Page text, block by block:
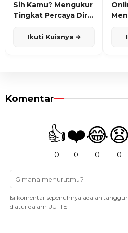
Sih Kamu? Mengukur
Tingkat Percaya Diri
Ikuti Kuisnya ➔
Komentar
👍
0
❤️
0
😂
0
😧
0
Isi komentar sepenuhnya adalah
diatur dalam UU ITE